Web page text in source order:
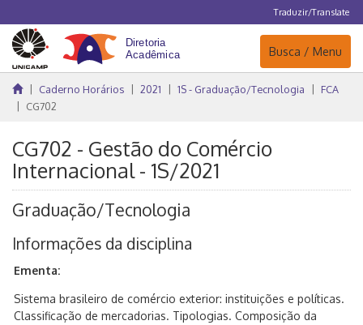
Traduzir/Translate
Navegação
Busca / Menu
Caderno Horários 2021 1S - Graduação/Tecnologia
FCA
CG702
CG702 - Gestão do Comércio
Internacional - 1S/2021
Graduação/Tecnologia
Informações da disciplina
Ementa:
Sistema brasileiro de comércio exterior: instituições e políticas.
Classificação de mercadorias. Tipologias. Composição da